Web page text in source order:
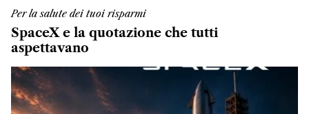
Per la salute dei tuoi risparmi
SpaceX e la quotazione che tutti
aspettavano